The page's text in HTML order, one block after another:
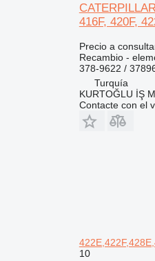
416F, 420F,
Precio a
Recambio -
378-9622 /
Turquía
KURTOĞLU İŞ
Contacte con el
10